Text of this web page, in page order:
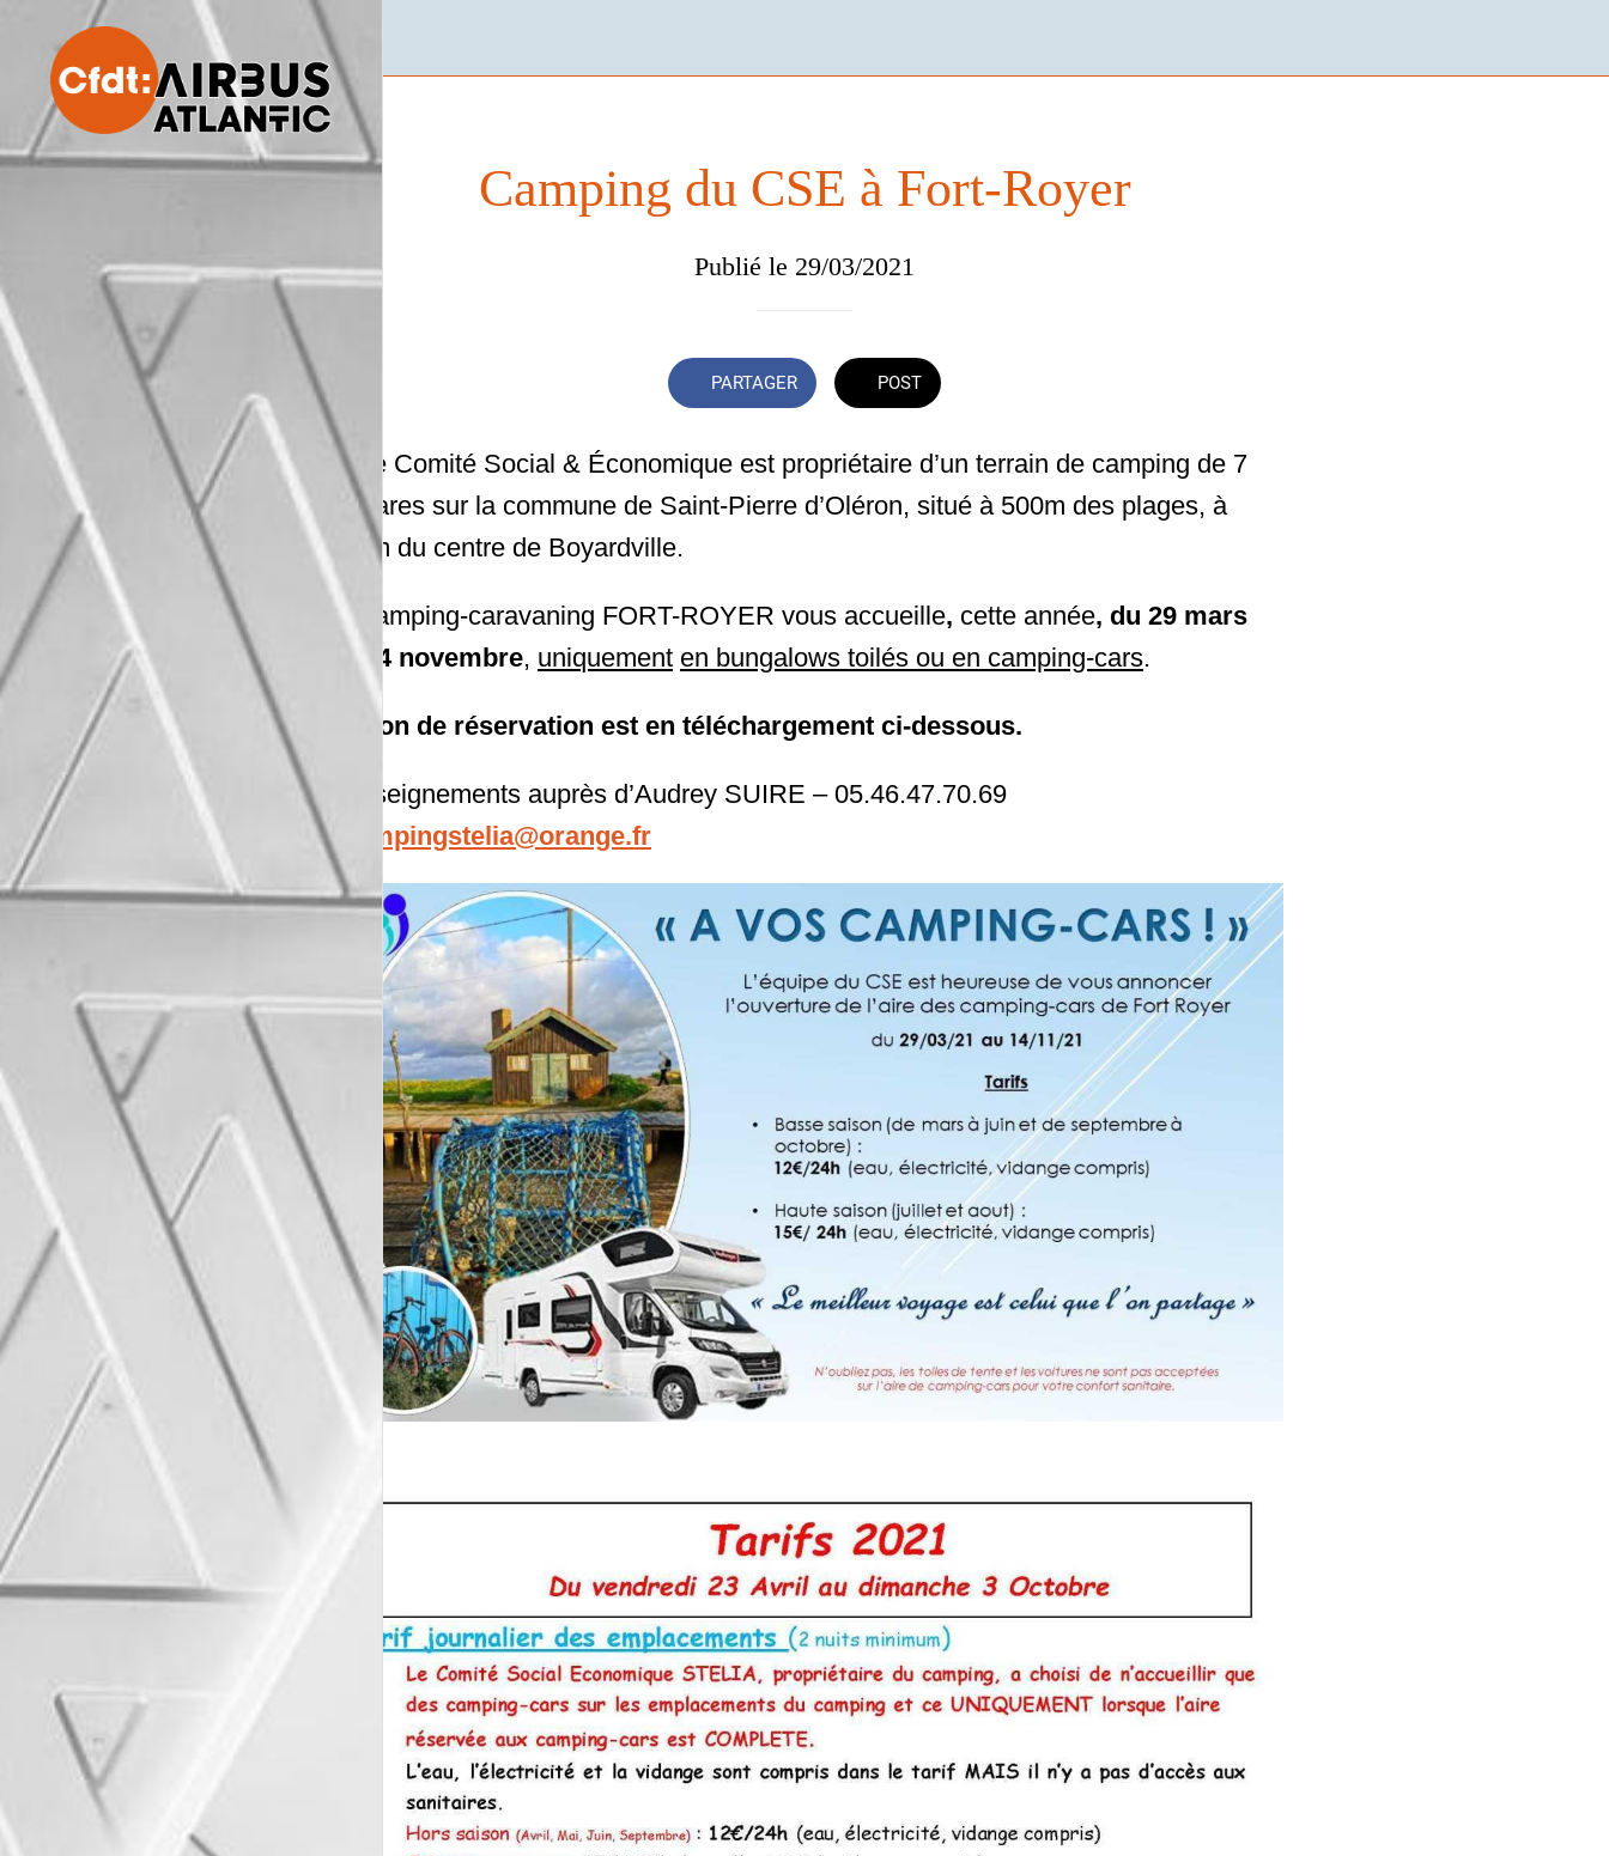
Camping du CSE à Fort-Royer
Publié le 29/03/2021
PARTAGER POST
Votre Comité Social & Économique est propriétaire d’un terrain de camping de 7
hectares sur la commune de Saint-Pierre d’Oléron, situé à 500m des plages, à
400m du centre de Boyardville.
Le camping-caravaning FORT-ROYER vous accueille, cette année, du 29 mars
au 14 novembre, uniquement en bungalows toilés ou en camping-cars.
Le bon de réservation est en téléchargement ci-dessous.
Renseignements auprès d’Audrey SUIRE – 05.46.47.70.69
-
campingstelia@orange.fr